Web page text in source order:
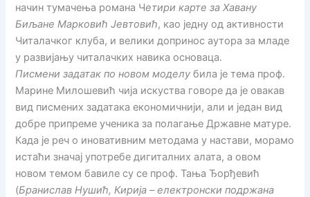
начин тумачења романа Четири карте за Хавану
Биљане Марковић Јевтовић, као једну од активности
Читалачког клуба, и велики допринос аутора за младе
у развијању читалачких навика основаца.
Писмени задатак по новом моделу била је тема проф.
Марине Милошевић чија искуства говоре да је овакав
вид писмених задатака економичнији, али и један вид
добре припреме ученика за полагање Државне матуре.
Када је реч о иновативним методама у настави, морамо
истаћи значај употребе дигиталних алата, а овом
новом темом бавиле су се проф. Тања Ђорђевић
(Бранислав Нушић, Кирија – електронски подржана